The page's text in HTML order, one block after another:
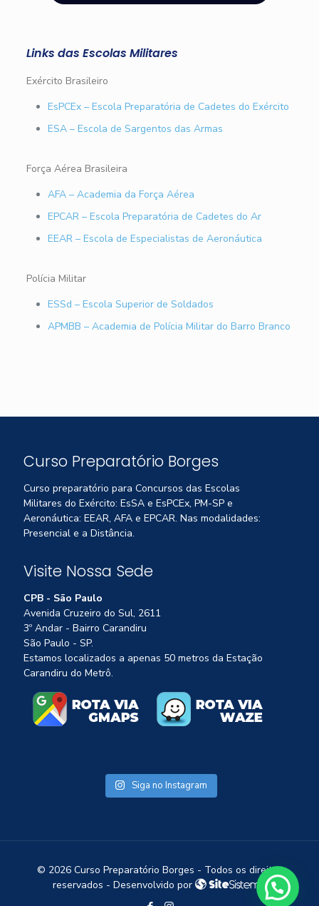
Links das Escolas Militares
Exército Brasileiro
EsPCEx – Escola Preparatória de Cadetes do Exército
ESA – Escola de Sargentos das Armas
Força Aérea Brasileira
AFA – Academia da Força Aérea
EPCAR – Escola Preparatória de Cadetes do Ar
EEAR – Escola de Especialistas de Aeronáutica
Polícia Militar
ESSd – Escola Superior de Soldados
APMBB – Academia de Polícia Militar do Barro Branco
Curso Preparatório Borges
Curso preparatório para Concursos das Escolas
Militares do Exército: EsSA e EsPCEx, PM-SP e
Aeronáutica: EEAR, AFA e EPCAR. Nas modalidades:
Presencial e a Distância.
Visite Nossa Sede
CPB - São Paulo
Avenida Cruzeiro do Sul, 2611
3º Andar - Bairro Carandiru
São Paulo - SP.
Estamos localizados a apenas 50 metros da Estação
Carandiru do Metrô.
Siga no Instagram
© 2026 Curso Preparatório Borges - Todos os direitos
reservados - Desenvolvido por